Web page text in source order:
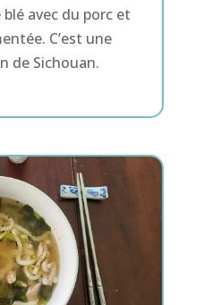
avec du porc et
C’est une
de Sichouan.